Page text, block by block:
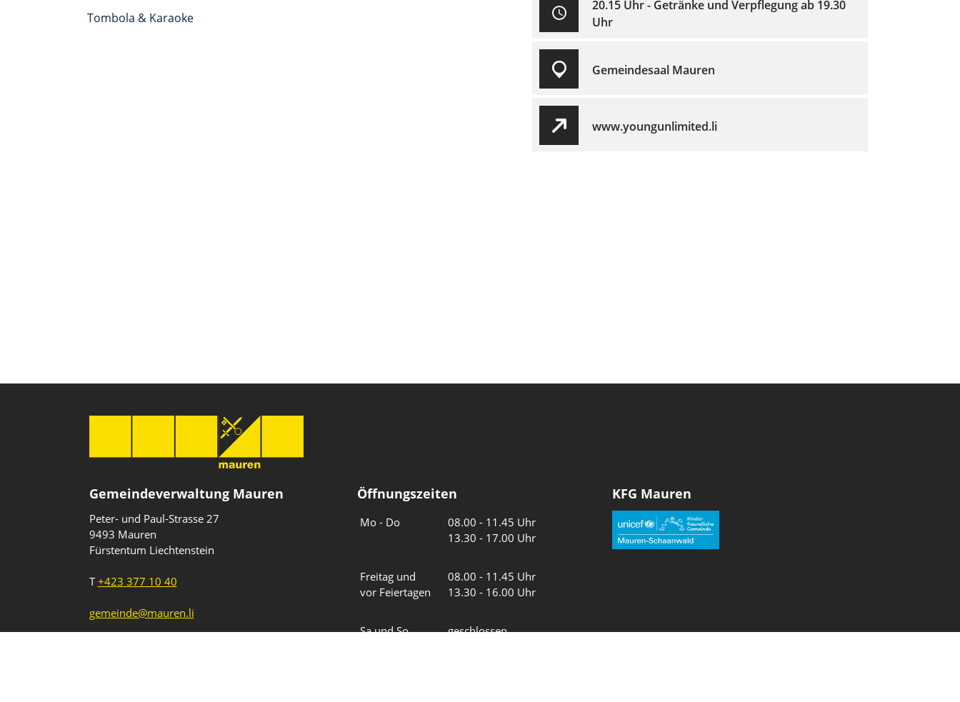
Tombola & Karaoke
20.15 Uhr - Getränke und Verpflegung ab 19.30
Uhr
Gemeindesaal Mauren
www.youngunlimited.li
Gemeindeverwaltung Mauren
Peter- und Paul-Strasse 27
9493 Mauren
Fürstentum Liechtenstein
T+423 377 10 40
gemeinde@mauren.li
Öffnungszeiten
Mo - Do
08.00 - 11.45 Uhr
13.30 - 17.00 Uhr
Freitag und
vor Feiertagen
08.00 - 11.45 Uhr
13.30 - 16.00 Uhr
Sa und So geschlossen
KFG Mauren